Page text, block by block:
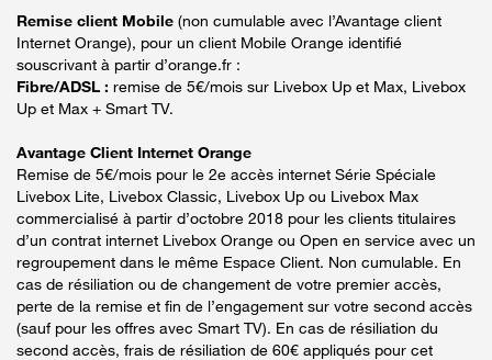
Remise client Mobile (non cumulable avec l’Avantage client
Internet Orange), pour un client Mobile Orange identifié
souscrivant à partir d’orange.fr :
Fibre/ADSL : remise de 5€/mois sur Livebox Up et Max, Livebox
Up et Max + Smart TV.
Avantage Client Internet Orange
Remise de 5€/mois pour le 2e accès internet Série Spéciale
Livebox Lite, Livebox Classic, Livebox Up ou Livebox Max
commercialisé à partir d’octobre 2018 pour les clients titulaires
d’un contrat internet Livebox Orange ou Open en service avec un
regroupement dans le même Espace Client. Non cumulable. En
cas de résiliation ou de changement de votre premier accès,
perte de la remise et fin de l’engagement sur votre second accès
(sauf pour les offres avec Smart TV). En cas de résiliation du
second accès, frais de résiliation de 60€ appliqués pour cet